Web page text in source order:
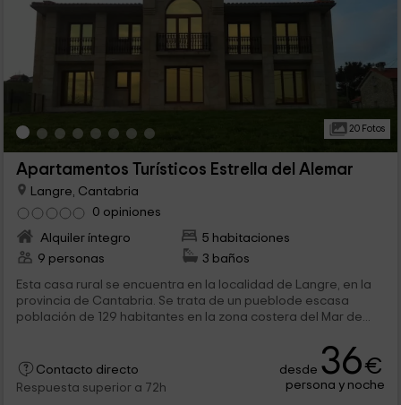
20 Fotos
Apartamentos Turísticos Estrella del Alemar
Langre, Cantabria
0 opiniones
Alquiler íntegro
5 habitaciones
9 personas
3 baños
Esta casa rural se encuentra en la localidad de Langre, en la
provincia de Cantabria. Se trata de un pueblode escasa
población de 129 habitantes en la zona costera del Mar de...
Contacto directo
Respuesta superior a 72h
desde 36€
persona y noche